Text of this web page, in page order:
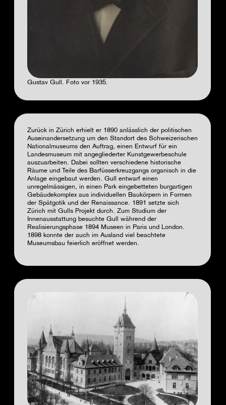
Gustav Gull. Foto vor 1935.
Zurück in Zürich erhielt er 1890 anlässlich der politischen
Auseinandersetzung um den Standort des Schweizerischen
Nationalmuseums den Auftrag, einen Entwurf für ein
Landesmuseum mit angegliederter Kunstgewerbeschule
auszuarbeiten. Dabei sollten verschiedene historische
Räume und Teile des Barfüsserkreuzgangs organisch in die
Anlage eingebaut werden. Gull entwarf einen
unregelmässigen, in einen Park eingebetteten burgartigen
Gebäudekomplex aus individuellen Baukörpern in Formen
der Spätgotik und der Renaissance. 1891 setzte sich
Zürich mit Gulls Projekt durch. Zum Studium der
Innenausstattung besuchte Gull während der
Realisierungsphase 1894 Museen in Paris und London.
1898 konnte der auch im Ausland viel beachtete
Museumsbau feierlich eröffnet werden.